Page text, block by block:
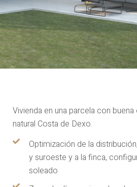
Vivienda en una parcela con
natural Costa de Dexo.
Optimización de la
y suroeste y a la finca,
soleado